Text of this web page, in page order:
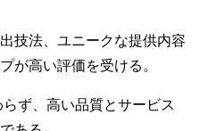
技法、ユニークな提供内容
が高い評価を受ける。
ず、高い品質とサービス